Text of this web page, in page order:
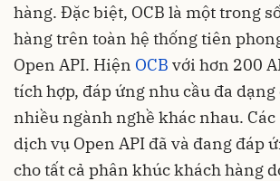
hàng. Đặc biệt, OCB là một trong
hàng trên toàn hệ thống tiên
Open API. Hiện OCB với hơn 200
tích hợp, đáp ứng nhu cầu đa
nhiều ngành nghề khác nhau. Các
dịch vụ Open API đã và đang đáp
cho tất cả phân khúc khách hàng